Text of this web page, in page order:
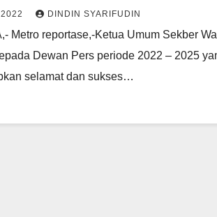
DINDIN SYARIFUDIN
Metro reportase,-Ketua Umum Sekber
Dewan Pers periode 2022 – 2025
selamat dan sukses…